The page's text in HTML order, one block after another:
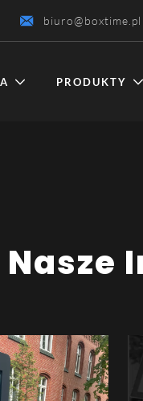
biuro@boxtime.pl
PRODUKTY